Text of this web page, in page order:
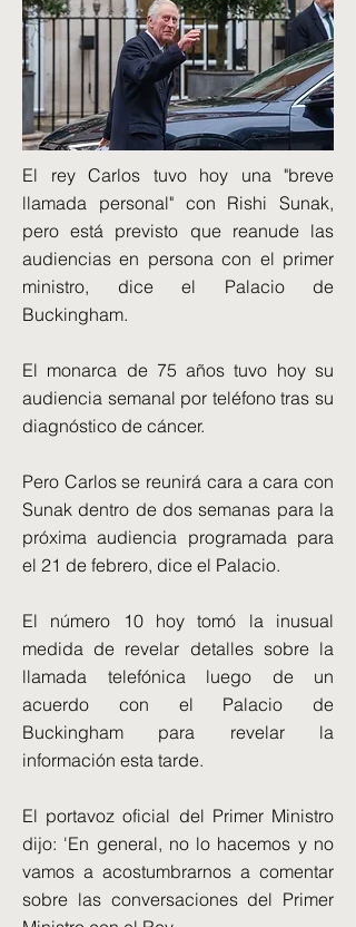
El rey Carlos tuvo hoy una "breve
llamada personal" con Rishi Sunak,
pero está previsto que reanude las
audiencias en persona con el primer
ministro, dice el Palacio de
Buckingham.
El monarca de 75 años tuvo hoy su
audiencia semanal por teléfono tras su
diagnóstico de cáncer.
Pero Carlos se reunirá cara a cara con
Sunak dentro de dos semanas para la
próxima audiencia programada para
el 21 de febrero, dice el Palacio.
El número 10 hoy tomó la inusual
medida de revelar detalles sobre la
llamada telefónica luego de un
acuerdo con el Palacio de
Buckingham para revelar la
información esta tarde.
El portavoz oficial del Primer Ministro
dijo: 'En general, no lo hacemos y no
vamos a acostumbrarnos a comentar
sobre las conversaciones del Primer